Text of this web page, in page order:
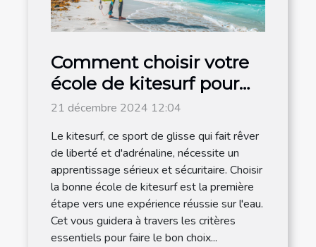
Comment choisir votre
école de kitesurf pour
un apprentissage
efficace
21 décembre 2024 12:04
Le kitesurf, ce sport de glisse qui fait rêver
de liberté et d'adrénaline, nécessite un
apprentissage sérieux et sécuritaire. Choisir
la bonne école de kitesurf est la première
étape vers une expérience réussie sur l'eau.
Cet vous guidera à travers les critères
essentiels pour faire le bon choix...